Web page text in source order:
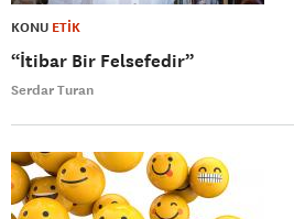
KONU ETİK
“İtibar Bir Felsefedir”
Serdar Turan